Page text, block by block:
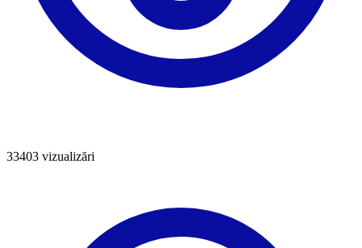
33403 vizualizări